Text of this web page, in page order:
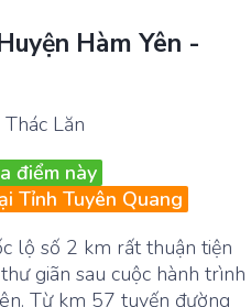
Hàm Yên -
điểm này
Tỉnh Tuyên Quang
lộ số 2 km rất thuận tiện
giãn sau cuộc hành trình
Từ km 57 tuyến đường